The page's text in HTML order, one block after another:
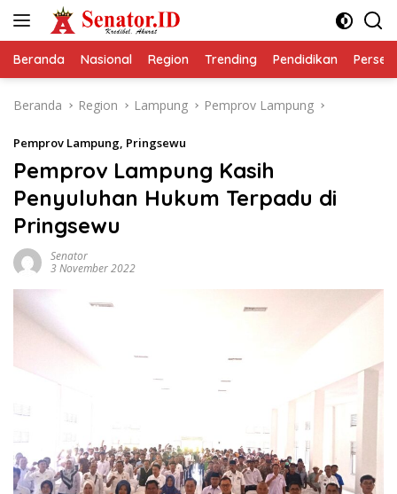
Beranda Nasional Region Trending Pendidikan
Beranda Region Lampung Pemprov Lampung
Pemprov Lampung, Pringsewu
Pemprov Lampung Kasih
Penyuluhan Hukum Terpadu di
Pringsewu
Senator
3 November 2022